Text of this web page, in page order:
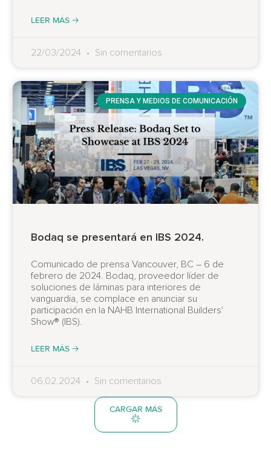
LEER MÁS 🡢
22/03/2024 Sin comentarios
PRENSA Y MEDIOS DE COMUNICACIÓN
Bodaq se presentará en IBS 2024.
Comunicado de prensa Vancouver, BC – 6 de
febrero de 2024. Bodaq, proveedor líder de
soluciones de láminas para interiores de
vanguardia, se complace en anunciar su
participación en la NAHB International Builders'
Show® (IBS).
LEER MÁS 🡢
06.02.2024 Sin comentarios
CARGAR MÁS